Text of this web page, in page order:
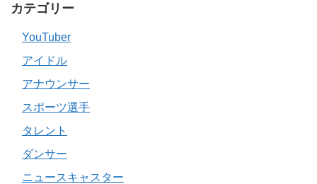
カテゴリー
YouTuber
アイドル
アナウンサー
スポーツ選手
タレント
ダンサー
ニュースキャスター